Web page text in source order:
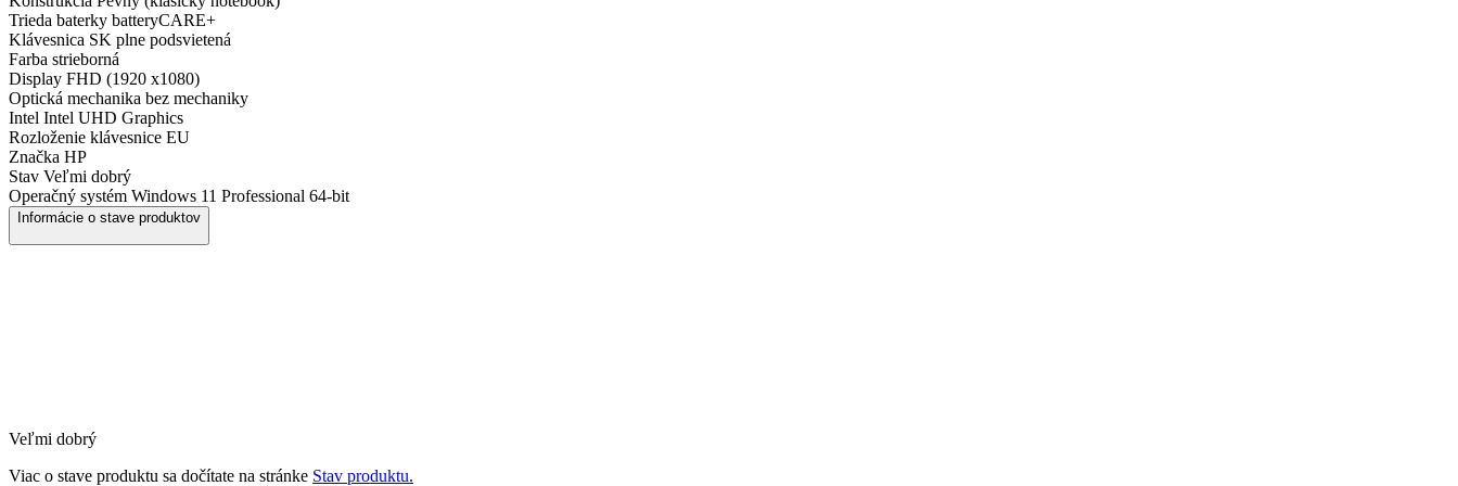
Trieda baterky batteryCARE+
Klávesnica SK plne podsvietená
Farba strieborná
Display FHD (1920 x1080)
Optická mechanika bez mechaniky
Intel Intel UHD Graphics
Rozloženie klávesnice EU
Značka HP
Stav Veľmi dobrý
Operačný systém Windows 11 Professional 64-bit
Informácie o stave produktov
Veľmi dobrý
Viac o stave produktu sa dočítate na stránke Stav produktu.